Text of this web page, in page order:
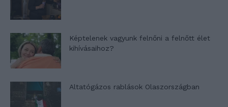
Képtelenek vagyunk felnőni a felnőtt élet
kihívásaihoz?
Altatógázos rablások Olaszországban